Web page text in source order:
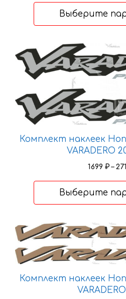
Выберите
товара.
Комплект наклеек
VARADERO
1699 ₽ –
Выберите
Этот
товар
имеет
вариаций.
Опции
можно
выбрать
Комплект наклеек
Этот
товар
имеет
несколько
вариаций.